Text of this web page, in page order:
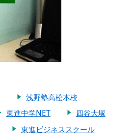
浅野塾高松本校
東進中学NET
四谷大塚
東進ビジネススクール